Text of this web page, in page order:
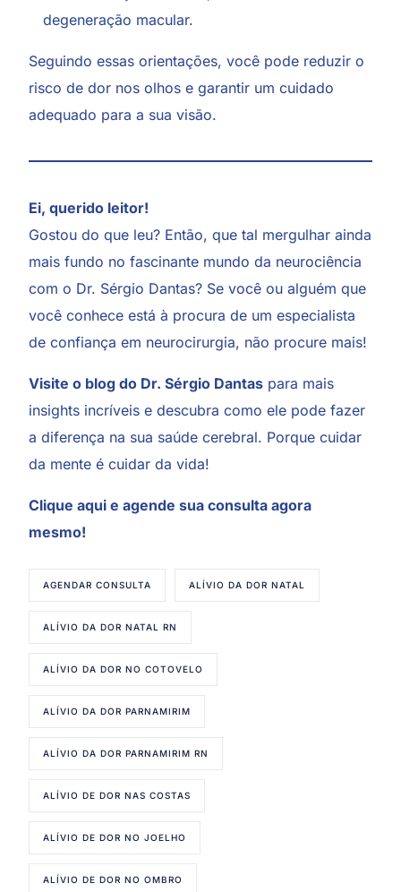
degeneração macular.
Seguindo essas orientações, você pode reduzir o
risco de dor nos olhos e garantir um cuidado
adequado para a sua visão.
Ei, querido leitor!
Gostou do que leu? Então, que tal mergulhar ainda
mais fundo no fascinante mundo da neurociência
com o Dr. Sérgio Dantas? Se você ou alguém que
você conhece está à procura de um especialista
de confiança em neurocirurgia, não procure mais!
Visite o blog do Dr. Sérgio Dantas para mais
insights incríveis e descubra como ele pode fazer
a diferença na sua saúde cerebral. Porque cuidar
da mente é cuidar da vida!
Clique aqui e agende sua consulta agora
mesmo!
AGENDAR CONSULTA ALÍVIO DA DOR NATAL
ALÍVIO DA DOR NATAL RN
ALÍVIO DA DOR NO COTOVELO
ALÍVIO DA DOR PARNAMIRIM
ALÍVIO DA DOR PARNAMIRIM RN
ALÍVIO DE DOR NAS COSTAS
ALÍVIO DE DOR NO JOELHO
ALÍVIO DE DOR NO OMBRO